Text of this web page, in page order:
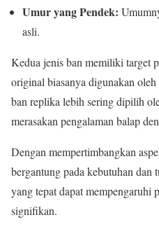
Umur yang Pendek:
asli.
Kedua jenis ban memiliki target
original biasanya digunakan
ban replika lebih sering dipilih
merasakan pengalaman balap
Dengan mempertimbangkan
bergantung pada kebutuhan dan
yang tepat dapat mempengaruhi
signifikan.